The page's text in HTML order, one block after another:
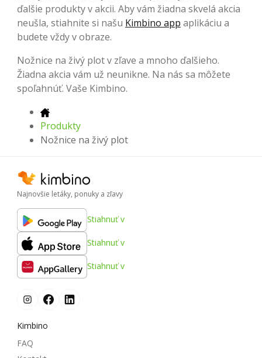
ďalšie produkty v akcii. Aby vám žiadna skvelá akcia
neušla, stiahnite si našu Kimbino app aplikáciu a
budete vždy v obraze.
Nožnice na živý plot v zľave a mnoho ďalšieho.
Žiadna akcia vám už neunikne. Na nás sa môžete
spoľahnúť. Vaše Kimbino.
Produkty
Nožnice na živý plot
Najnovšie letáky, ponuky a zľavy
Stiahnuť v
Stiahnuť v
Stiahnuť v
Kimbino
FAQ